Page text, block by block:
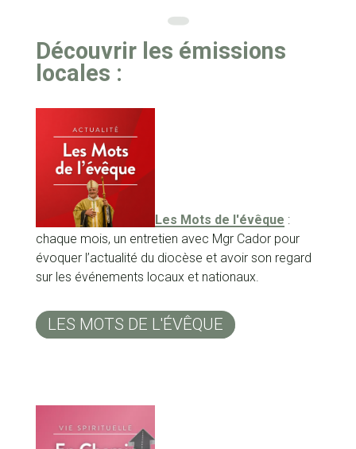
Découvrir les émissions
locales :
Les Mots de l'évêque :
chaque mois, un entretien avec Mgr Cador pour
évoquer l’actualité du diocèse et avoir son regard
sur les événements locaux et nationaux.
LES MOTS DE L'ÉVÊQUE